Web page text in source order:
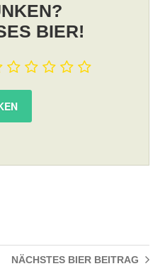
BIER!
NÄCHSTES BIERBEITRAG